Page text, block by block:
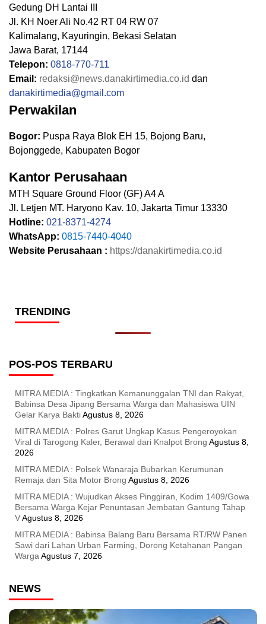
Gedung DH Lantai III
Jl. KH Noer Ali No.42 RT 04 RW 07
Kalimalang, Kayuringin, Bekasi Selatan
Jawa Barat, 17144
Telepon: 0818-770-711
Email: redaksi@news.danakirtimedia.co.id dan
danakirtimedia@gmail.com
Perwakilan
Bogor: Puspa Raya Blok EH 15, Bojong Baru,
Bojonggede, Kabupaten Bogor
Kantor Perusahaan
MTH Square Ground Floor (GF) A4 A
Jl. Letjen MT. Haryono Kav. 10, Jakarta Timur 13330
Hotline: 021-8371-4274
WhatsApp: 0815-7440-4040
Website Perusahaan : https://danakirtimedia.co.id
TRENDING
POS-POS TERBARU
MITRA MEDIA : Tingkatkan Kemanunggalan TNI dan Rakyat,
Babinsa Desa Jipang Bersama Warga dan Mahasiswa UIN
Gelar Karya BaktiAgustus 8, 2026
MITRA MEDIA : Polres Garut Ungkap Kasus Pengeroyokan
Viral di Tarogong Kaler, Berawal dari Knalpot Brong Agustus 8,
2026
MITRA MEDIA : Polsek Wanaraja Bubarkan Kerumunan
Remaja dan Sita Motor Brong Agustus 8, 2026
MITRA MEDIA : Wujudkan Akses Pinggiran, Kodim 1409/Gowa
Bersama Warga Kejar Penuntasan Jembatan Gantung Tahap
VAgustus 8, 2026
MITRA MEDIA : Babinsa Balang Baru Bersama RT/RW Panen
Sawi dari Lahan Urban Farming, Dorong Ketahanan Pangan
WargaAgustus 7, 2026
NEWS